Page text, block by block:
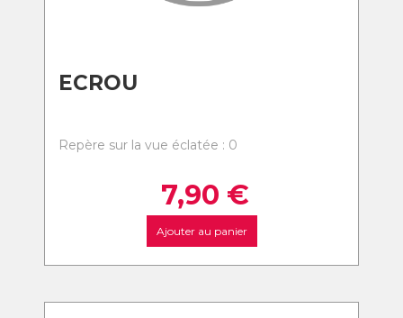
ECROU
Repère sur la vue éclatée : 0
7,90 €
Ajouter au panier